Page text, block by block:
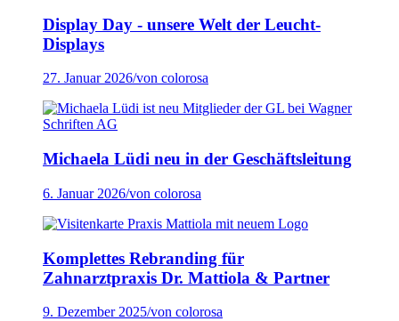
Display Day - unsere Welt der Leucht-
Displays
27. Januar 2026/von colorosa
Michaela Lüdi neu in der Geschäftsleitung
6. Januar 2026/von colorosa
Komplettes Rebranding für
Zahnarztpraxis Dr. Mattiola & Partner
9. Dezember 2025/von colorosa